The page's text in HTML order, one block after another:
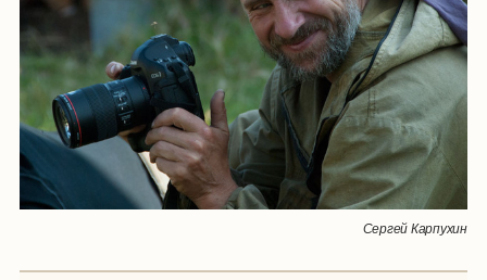
Сергей Карпухин